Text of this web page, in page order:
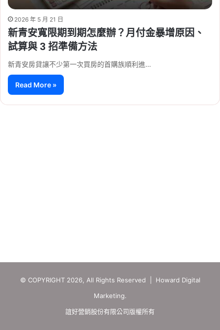
2026 年 5 月 21 日
新青安寬限期到期怎麼辦？月付金暴增原因、
試算與 3 招準備方法
新青安房貸讓不少第一次買房的首購族順利進…
Read More »
© COPYRIGHT 2026, All Rights Reserved | Howard Digital
Marketing.
誼好營銷股份有限公司版權所有